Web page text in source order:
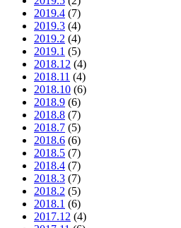
2019.4 (7)
2019.3 (4)
2019.2 (4)
2019.1 (5)
2018.12 (4)
2018.11 (4)
2018.10 (6)
2018.9 (6)
2018.8 (7)
2018.7 (5)
2018.6 (6)
2018.5 (7)
2018.4 (7)
2018.3 (7)
2018.2 (5)
2018.1 (6)
2017.12 (4)